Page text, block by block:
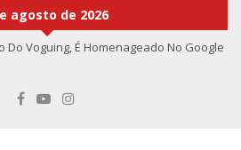
agosto de 2026
Do Voguing, É Homenageado No Google
recuar